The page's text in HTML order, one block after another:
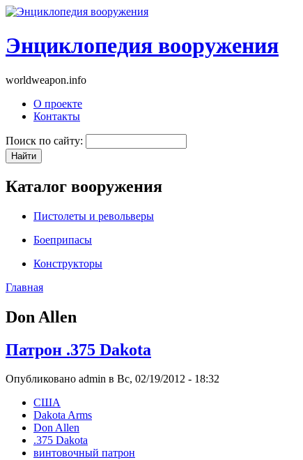
Энциклопедия вооружения
worldweapon.info
О проекте
Контакты
Поиск по сайту:
Каталог вооружения
Пистолеты и револьверы
Боеприпасы
Конструкторы
Главная
Don Allen
Патрон .375 Dakota
Опубликовано admin в Вс, 02/19/2012 - 18:32
США
Dakota Arms
Don Allen
.375 Dakota
винтовочный патрон